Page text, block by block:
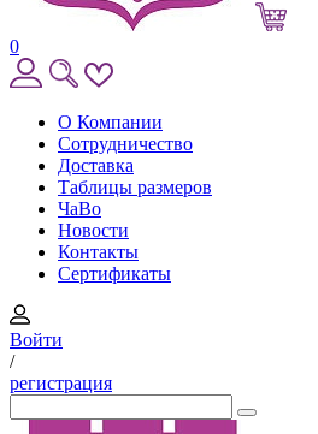
0
О Компании
Сотрудничество
Доставка
Таблицы размеров
ЧаВо
Новости
Контакты
Сертификаты
Войти
/
регистрация